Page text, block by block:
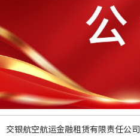
交银航空航运金融租赁有限责任公